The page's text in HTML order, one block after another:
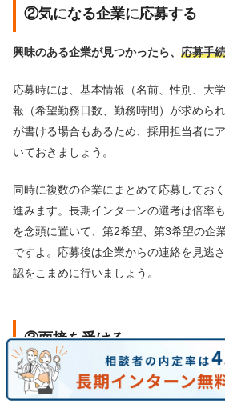
②気になる企業に応募する
興味のある企業が見つかったら、 応募手
応募時には、基本情報（名前、性別、大
報（希望勤務日数、勤務時間）が求めら
が書ける場合もあるため、採用担当者に
いておきましょう。
同時に複数の企業にまとめて応募してお
進みます。長期インターンの選考は倍率
を念頭に置いて、第2希望、第3希望の企
ですよ。応募後は企業からの連絡を見逃
認をこまめに行いましょう。
③面接を受ける
求人に応募したら、 面接に進みます 。